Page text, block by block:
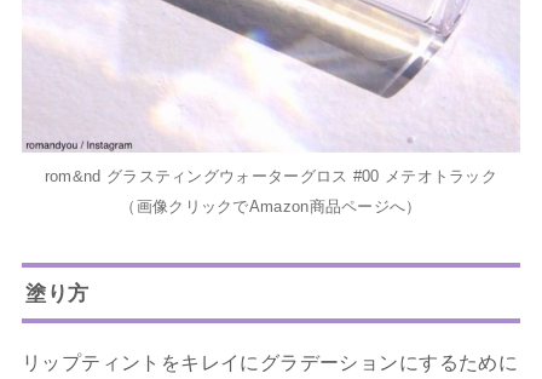
rom&nd グラスティングウォーターグロス #00 メテオトラック
（画像クリックでAmazon商品ページへ）
塗り方
リップティントをキレイにグラデーションにするために